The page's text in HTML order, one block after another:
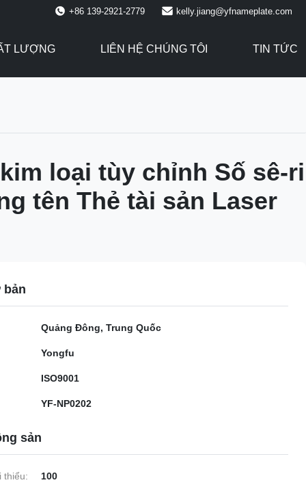
+86 139-2921-2779 kelly.jiang@yfnameplate.com
LƯỢNG LIÊN HỆ CHÚNG TÔI TIN TỨC
loại tùy chỉnh Số sê-ri
tên Thẻ tài sản Laser
bản
Quảng Đông, Trung Quốc
Yongfu
ISO9001
YF-NP0202
sản
thiểu: 100